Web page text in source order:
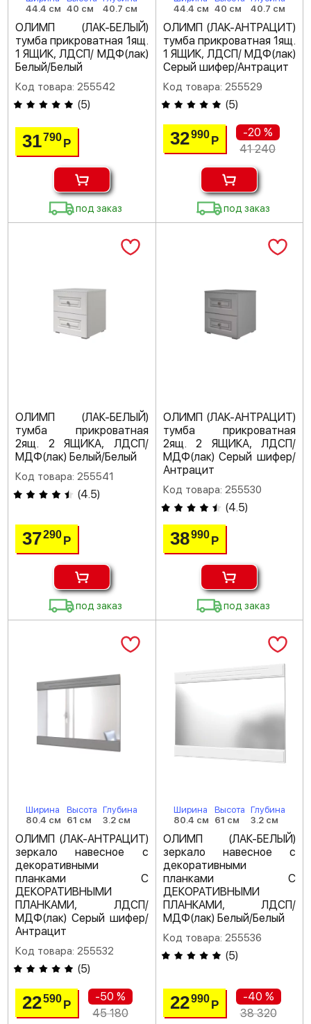
44.4 см
40 см
40.7 см
ОЛИМП (ЛАК-БЕЛЫЙ)
тумба прикроватная 1ящ.
1 ЯЩИК, ЛДСП/ МДФ(лак)
Белый/Белый
Код товара: 255542
(5)
31790Р
под заказ
44.4 см 40 см
40.7 см
ОЛИМП (ЛАК-АНТРАЦИТ)
тумба прикроватная 1ящ.
1 ЯЩИК, ЛДСП/ МДФ(лак)
Серый шифер/Антрацит
Код товара: 255529
(5)
32990 Р
-20 %
41 240
под заказ
ОЛИМП (ЛАК-БЕЛЫЙ)
тумба прикроватная
2ящ. 2 ЯЩИКА, ЛДСП/
МДФ(лак) Белый/Белый
Код товара: 255541
(4.5)
37290Р
под заказ
ОЛИМП (ЛАК-АНТРАЦИТ)
тумба прикроватная
2ящ. 2 ЯЩИКА, ЛДСП/
МДФ(лак) Серый шифер/
Антрацит
Код товара: 255530
(4.5)
38990 Р
под заказ
Ширина
80.4 см
Высота
61 см
Глубина
3.2 см
ОЛИМП (ЛАК-АНТРАЦИТ)
зеркало навесное с
декоративными
планками С
ДЕКОРАТИВНЫМИ
ПЛАНКАМИ, ЛДСП/
МДФ(лак) Серый шифер/
Антрацит
Код товара: 255532
(5)
22590Р
-50 %
45 180
Ширина
80.4 см
Высота
61 см
Глубина
3.2 см
ОЛИМП (ЛАК-БЕЛЫЙ)
зеркало навесное с
декоративными
планками С
ДЕКОРАТИВНЫМИ
ПЛАНКАМИ, ЛДСП/
МДФ(лак) Белый/Белый
Код товара: 255536
(5)
22990 Р
-40 %
38 320